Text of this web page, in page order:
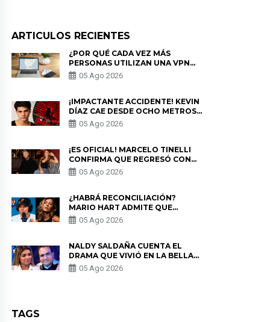
ARTICULOS RECIENTES
¿POR QUÉ CADA VEZ MÁS
PERSONAS UTILIZAN UNA VPN
PARA PROTEGER SU
PRIVACIDAD?
05 Ago 2026
¡IMPACTANTE ACCIDENTE! KEVIN
DÍAZ CAE DESDE OCHO METROS
EN “ESTO ES GUERRA” Y GENERA
PREOCUPACIÓN
05 Ago 2026
¡ES OFICIAL! MARCELO TINELLI
CONFIRMA QUE REGRESÓ CON
MILETT FIGUEROA: “EL AMOR
PUDO MÁS”
05 Ago 2026
¿HABRÁ RECONCILIACIÓN?
MARIO HART ADMITE QUE
PODRÍA VOLVER CON KORINA
RIVADENEIRA: “NO LE CERRARÍA
05 Ago 2026
NALDY SALDAÑA CUENTA EL
DRAMA QUE VIVIÓ EN LA BELLA
LUZ TRAS DENUNCIA AL
DIRECTOR MUSICAL: “NO ME
05 Ago 2026
TAGS